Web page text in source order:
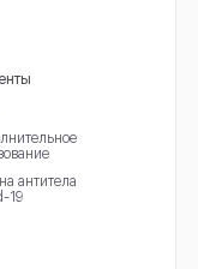
антитела
19